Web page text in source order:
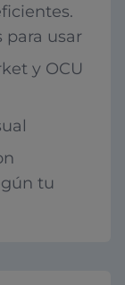
para usar
y OCU
tu